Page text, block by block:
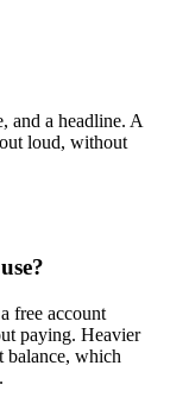
and a headline. A
loud, without
free account
paying. Heavier
balance, which